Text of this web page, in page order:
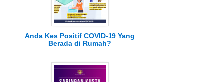
Anda Kes Positif COVID-19 Yang
Berada di Rumah?